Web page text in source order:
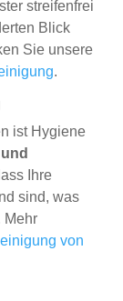
streifenfrei
Blick
Sie unsere
.
ist Hygiene
Ihre
sind, was
Mehr
von